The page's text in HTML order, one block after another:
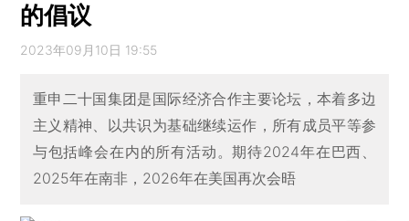
的倡议
2023年09月10日 19:55
重申二十国集团是国际经济合作主要论坛，本着多边
主义精神、以共识为基础继续运作，所有成员平等参
与包括峰会在内的所有活动。期待2024年在巴西、
2025年在南非，2026年在美国再次会晤